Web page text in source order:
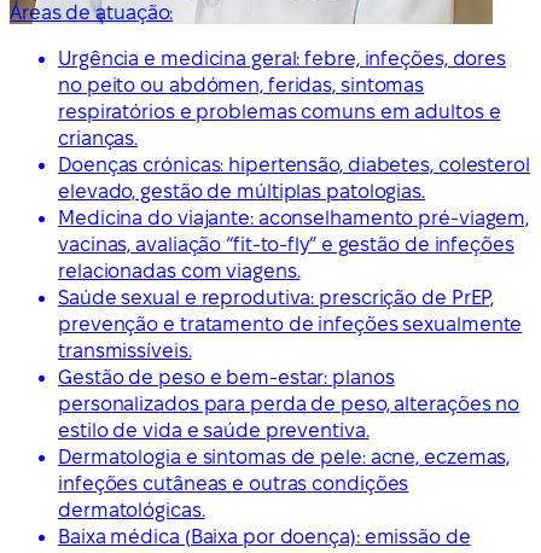
Áreas de atuação:
Urgência e medicina geral: febre, infeções, dores
no peito ou abdómen, feridas, sintomas
respiratórios e problemas comuns em adultos e
crianças.
Doenças crónicas: hipertensão, diabetes, colesterol
elevado, gestão de múltiplas patologias.
Medicina do viajante: aconselhamento pré-viagem,
vacinas, avaliação “fit-to-fly” e gestão de infeções
relacionadas com viagens.
Saúde sexual e reprodutiva: prescrição de PrEP,
prevenção e tratamento de infeções sexualmente
transmissíveis.
Gestão de peso e bem-estar: planos
personalizados para perda de peso, alterações no
estilo de vida e saúde preventiva.
Dermatologia e sintomas de pele: acne, eczemas,
infeções cutâneas e outras condições
dermatológicas.
Baixa médica (Baixa por doença): emissão de